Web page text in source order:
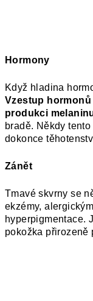
Hormony
Když hladina
Vzestup hormonů
produkci
bradě. Někdy
dokonce
Zánět
Tmavé skvrny se
ekzémy,
hyperpigmentace.
pokožka přirozeně